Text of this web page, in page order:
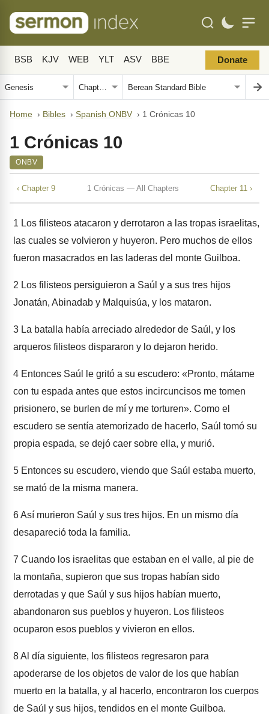
BSB KJV WEB YLT ASV BBE Donate
Home › Bibles › Spanish ONBV › 1 Crónicas 10
1 Crónicas 10
ONBV
‹ Chapter 9 1 Crónicas — All Chapters Chapter 11 ›
1 Los filisteos atacaron y derrotaron a las tropas israelitas,
las cuales se volvieron y huyeron. Pero muchos de ellos
fueron masacrados en las laderas del monte Guilboa.
2 Los filisteos persiguieron a Saúl y a sus tres hijos
Jonatán, Abinadab y Malquisúa, y los mataron.
3 La batalla había arreciado alrededor de Saúl, y los
arqueros filisteos dispararon y lo dejaron herido.
4 Entonces Saúl le gritó a su escudero: «Pronto, mátame
con tu espada antes que estos incircuncisos me tomen
prisionero, se burlen de mí y me torturen». Como el
escudero se sentía atemorizado de hacerlo, Saúl tomó su
propia espada, se dejó caer sobre ella, y murió.
5 Entonces su escudero, viendo que Saúl estaba muerto,
se mató de la misma manera.
6Así murieron Saúl y sus tres hijos. En un mismo día
desapareció toda la familia.
7 Cuando los israelitas que estaban en el valle, al pie de
la montaña, supieron que sus tropas habían sido
derrotadas y que Saúl y sus hijos habían muerto,
abandonaron sus pueblos y huyeron. Los filisteos
ocuparon esos pueblos y vivieron en ellos.
8Al día siguiente, los filisteos regresaron para
apoderarse de los objetos de valor de los que habían
muerto en la batalla, y al hacerlo, encontraron los cuerpos
de Saúl y sus hijos, tendidos en el monte Guilboa.